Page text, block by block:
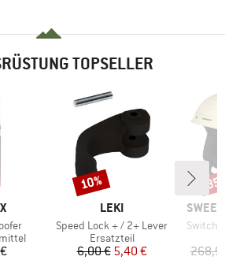
TOPSELLER
MARKE
LEKI
Artikel
Speed Lock + / 2+ Lever
Produktgruppe
Ersatzteil
Preis
6,00 €reduzierter Preis
5,40 €
Rabatt
10%
MARKE
Artikel